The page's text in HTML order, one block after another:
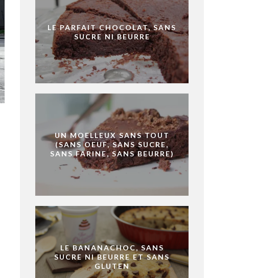
LE PARFAIT CHOCOLAT, SANS
SUCRE NI BEURRE
UN MOELLEUX SANS TOUT
(SANS OEUF, SANS SUCRE,
SANS FARINE, SANS BEURRE)
LE BANANACHOC, SANS
SUCRE NI BEURRE ET SANS
GLUTEN